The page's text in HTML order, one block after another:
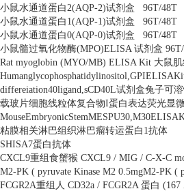
小鼠水通道蛋白2(AQP-2)试剂盒
96T/48T
小鼠水通道蛋白 1(AQP-1)试剂盒
96T/48T
小鼠水通道蛋白0(AQP-0)试剂盒
96T/48T
小鼠髓过氧化物酶(MPO)ELISA 试剂盒
Rat myoglobin (MYO/MB) ELISA Kit 大鼠
differeiation40ligand,sCD40L试剂盒兔子可
载玻片细胞线粒体复合物I蛋白表达荧光显
粘膜相关淋巴组织淋巴瘤转运蛋白 1抗体
SHISA7蛋白抗体
CXCL9重组食蟹猴 CXCL9 / MIG / C-X-C
M2-PK ( pyruvate Kinase M2 0.5mgM2-PK (
FCGR2A重组人 CD32a / FCGR2A 蛋白 (167